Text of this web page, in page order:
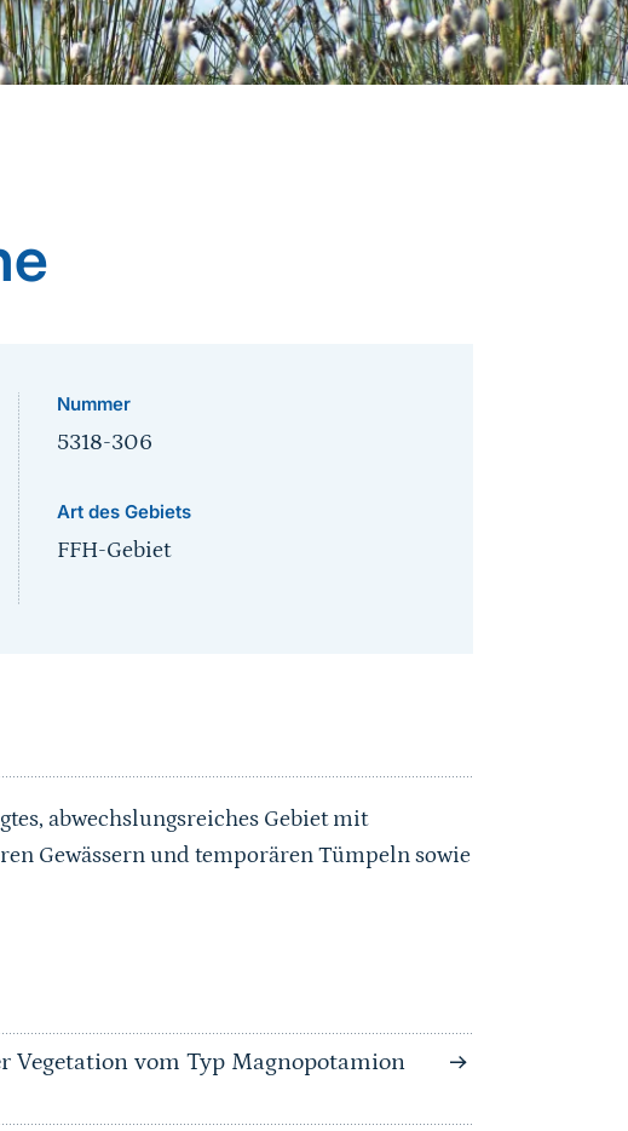
Nummer
5318-306
Art des Gebiets
FFH-Gebiet
abwechslungsreiches Gebiet mit
Gewässern und temporären Tümpeln sowie
Vegetation vom Typ Magnopotamion